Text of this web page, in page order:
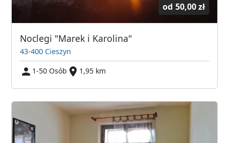
od 50,00 zł
Noclegi "Marek i Karolina"
43-400 Cieszyn
1-50 Osób
1,95 km